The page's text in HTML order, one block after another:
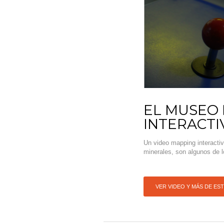
EL MUSEO
Un video mapping
minerales, son algunos de
VER VIDEO Y MÁS DE